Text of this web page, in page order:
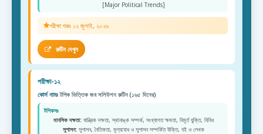
[Major Political Trends]
পরীক্ষা শুরুঃ ১২ জুলাই, ২০২৬
রুটিন দেখুন
পরীক্ষা-১২
কোর্স নামঃটপিক ভিত্তিক জব সলিউশন রুটিন (১৬৫ দিনের)
টপিকসঃ
মানসিক দক্ষতা: যান্ত্রিক দক্ষতা, স্থানাঙ্ক সম্পর্ক, সংখ্যাগত ক্ষমতা, বিমূর্ত যুক্তি, বিবিধ
সুশাসন: সুশাসন, নৈতিকতা, মূল্যবোধ ও সুশাসন সম্পর্কিত উক্তি, বই ও লেখক